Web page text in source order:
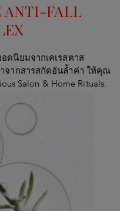
ANTI-FALL
นิยมจากเคเรสตาส
จากสารสกัดอันล้ำค่า ให้คุณ
Salon & Home Rituals.